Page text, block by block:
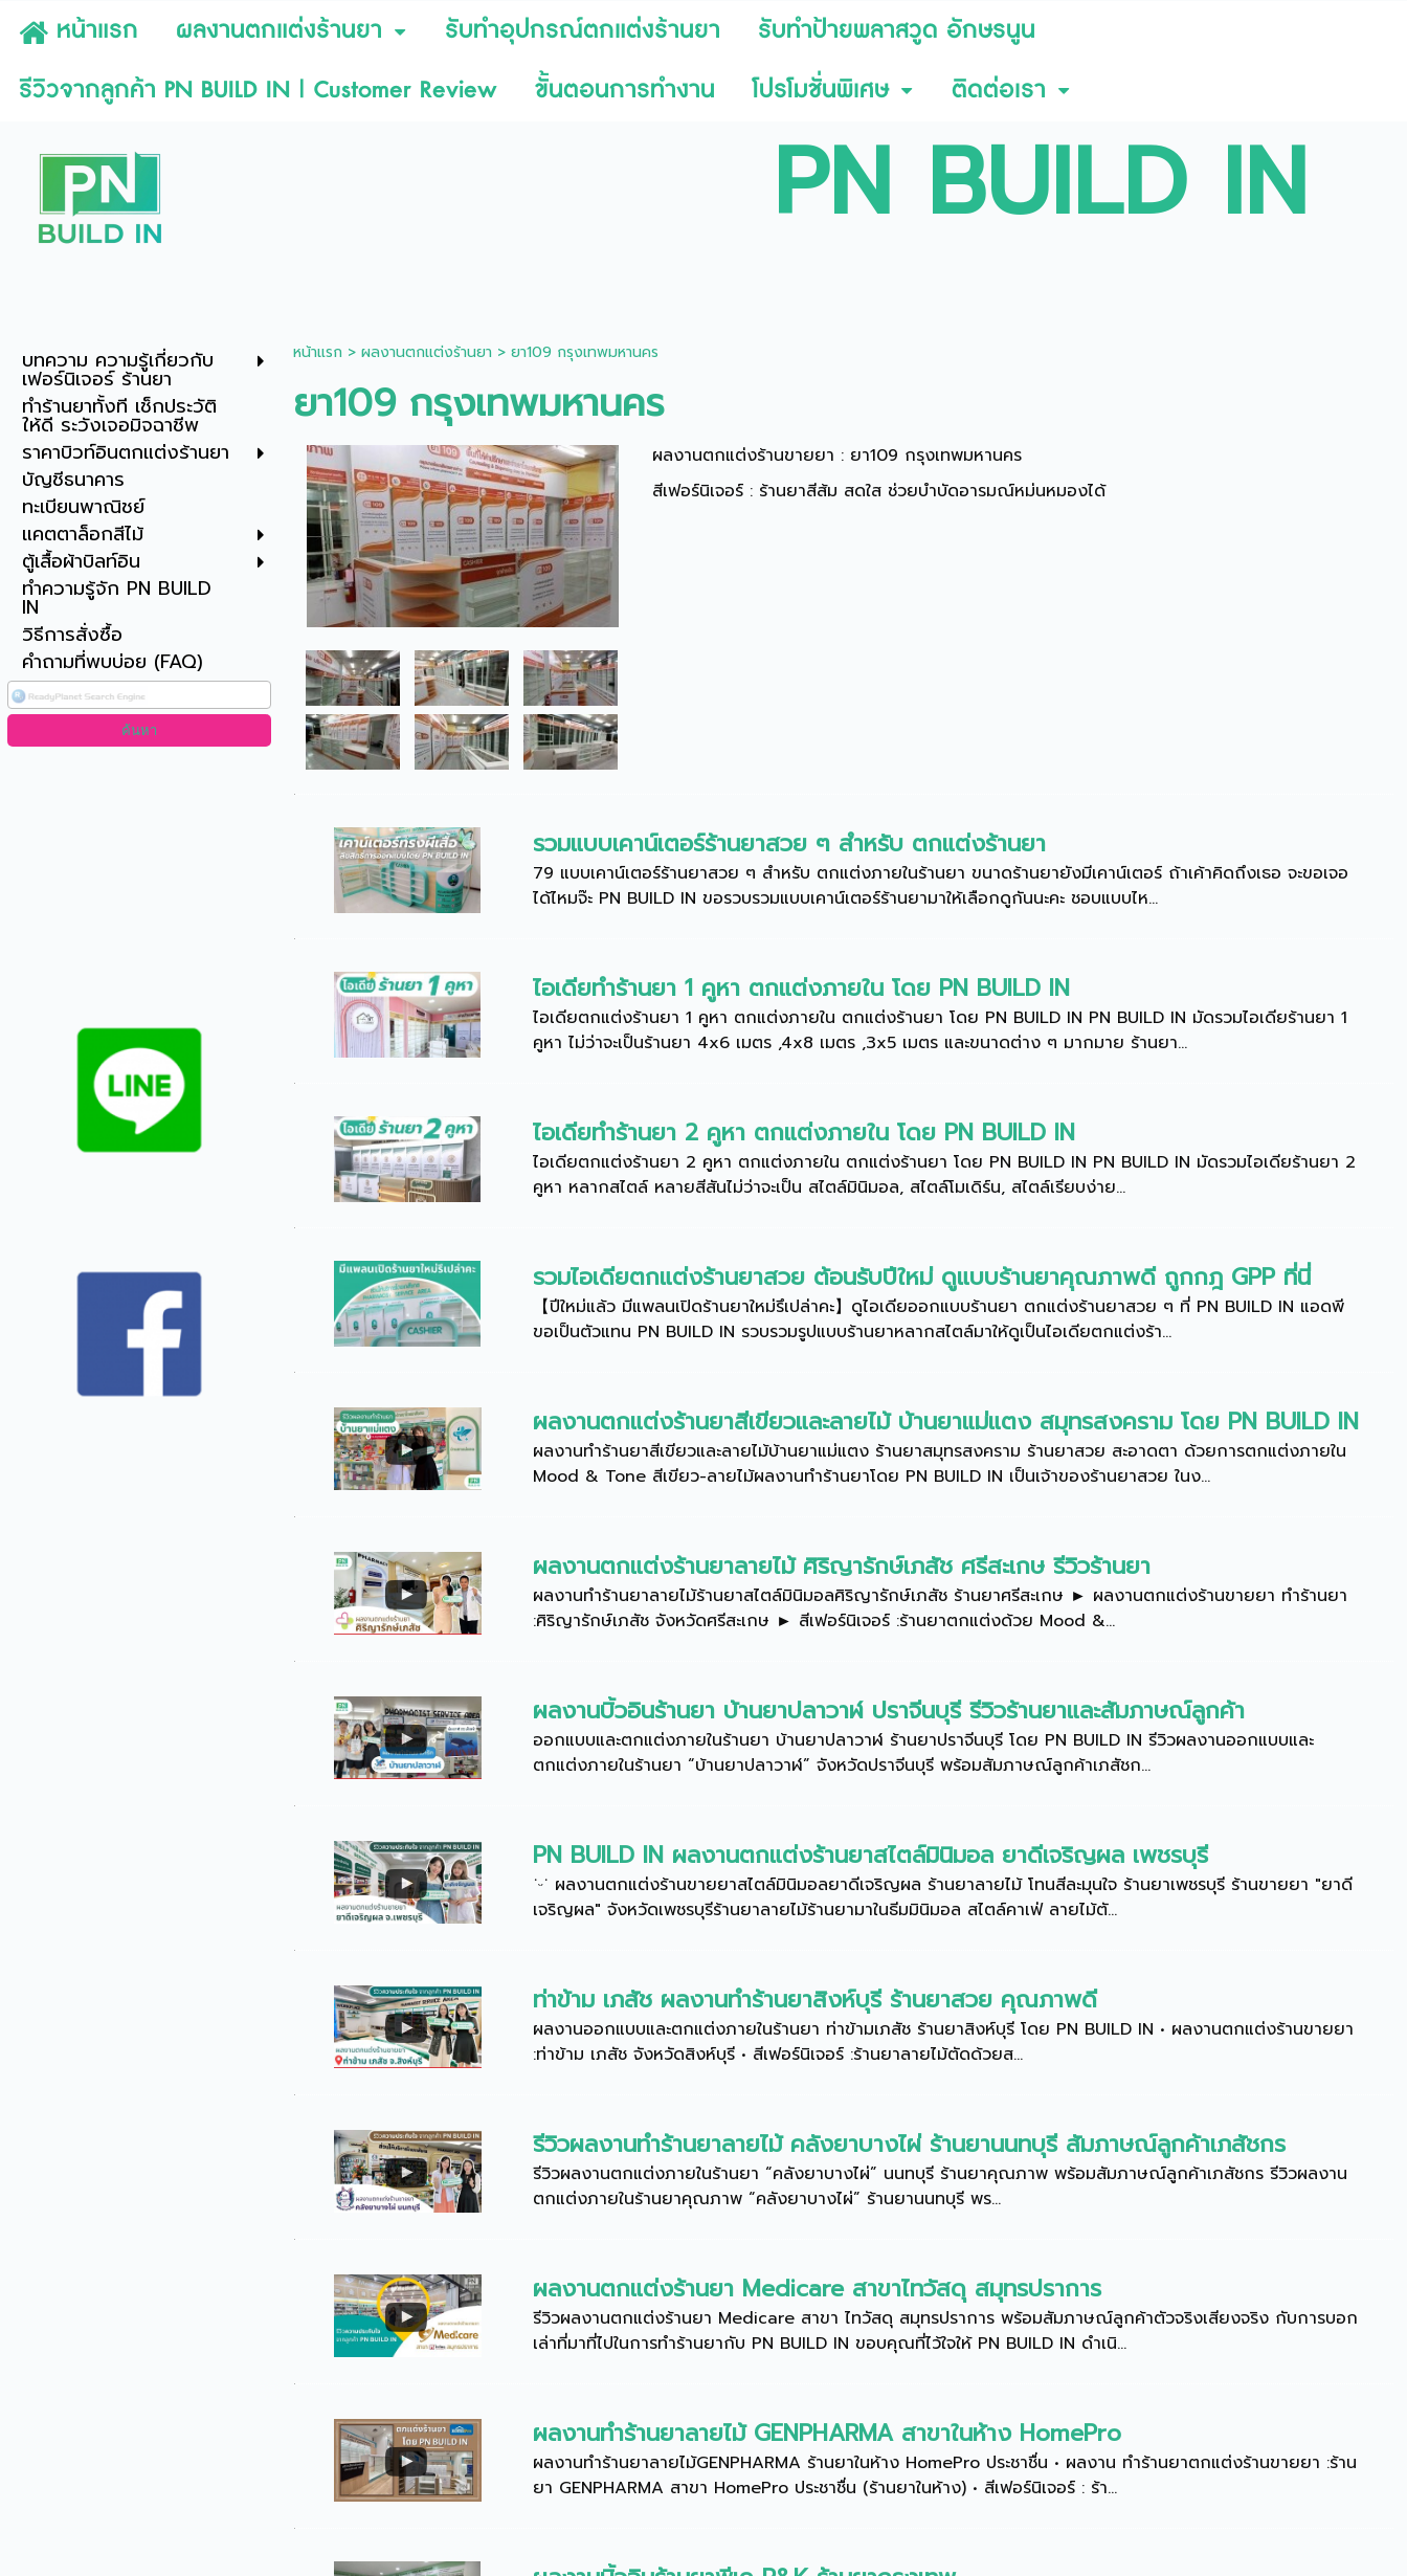
หน้าแรก ผลงานตกแต่งร้านยา รับทำอุปกรณ์ตกแต่งร้านยา
รับทำป้ายพลาสวูด อักษรนูน
รีวิวจากลูกค้า PN BUILD IN | Customer Review
ขั้นตอนการทำงาน โปรโมชั่นพิเศษ ติดต่อเรา
PN BUILD IN
บทความ ความรู้เกี่ยวกับ
เฟอร์นิเจอร์ ร้านยา
ทำร้านยาทั้งที เช็กประวัติ
ให้ดี ระวังเจอมิจฉาชีพ
ราคาบิวท์อินตกแต่งร้านยา
บัญชีธนาคาร
ทะเบียนพาณิชย์
แคตตาล็อกสีไม้
ตู้เสื้อผ้าบิลท์อิน
ทำความรู้จัก PN BUILD
IN
วิธีการสั่งซื้อ
คำถามที่พบบ่อย (FAQ)
หน้าแรก > ผลงานตกแต่งร้านยา> ยา109 กรุงเทพมหานคร
ยา109 กรุงเทพมหานคร
ผลงานตกแต่งร้านขายยา : ยา109 กรุงเทพมหานคร
สีเฟอร์นิเจอร์ : ร้านยาสีส้ม สดใส ช่วยบำบัดอารมณ์หม่นหมองได้
รวมแบบเคาน์เตอร์ร้านยาสวย ๆ สำหรับ ตกแต่งร้านยา
79 แบบเคาน์เตอร์ร้านยาสวย ๆ สำหรับ ตกแต่งภายในร้านยา ขนาดร้านยายังมีเคาน์เตอร์ ถ้าเค้าคิดถึงเธอ จะขอเจอ
ได้ไหมจ๊ะ PN BUILD IN ขอรวบรวมแบบเคาน์เตอร์ร้านยามาให้เลือกดูกันนะคะ ชอบแบบไห...
ไอเดียทำร้านยา 1 คูหา ตกแต่งภายใน โดย PN BUILD IN
ไอเดียตกแต่งร้านยา 1 คูหา ตกแต่งภายใน ตกแต่งร้านยา โดย PN BUILD IN PN BUILD IN มัดรวมไอเดียร้านยา 1
คูหา ไม่ว่าจะเป็นร้านยา 4x6 เมตร ,4x8 เมตร ,3x5 เมตร และขนาดต่าง ๆ มากมาย ร้านยา...
ไอเดียทำร้านยา 2 คูหา ตกแต่งภายใน โดย PN BUILD IN
ไอเดียตกแต่งร้านยา 2 คูหา ตกแต่งภายใน ตกแต่งร้านยา โดย PN BUILD IN PN BUILD IN มัดรวมไอเดียร้านยา 2
คูหา หลากสไตล์ หลายสีสันไม่ว่าจะเป็น สไตล์มินิมอล, สไตล์โมเดิร์น, สไตล์เรียบง่าย...
รวมไอเดียตกแต่งร้านยาสวย ต้อนรับปีใหม่ ดูแบบร้านยาคุณภาพดี ถูกกฎ GPP ที่นี่
【ปีใหม่แล้ว มีแพลนเปิดร้านยาใหม่รึเปล่าคะ】ดูไอเดียออกแบบร้านยา ตกแต่งร้านยาสวย ๆ ที่ PN BUILD IN แอดพี
ขอเป็นตัวแทน PN BUILD IN รวบรวมรูปแบบร้านยาหลากสไตล์มาให้ดูเป็นไอเดียตกแต่งร้า...
ผลงานตกแต่งร้านยาสีเขียวและลายไม้ บ้านยาแม่แตง สมุทรสงคราม โดย PN BUILD IN
ผลงานทำร้านยาสีเขียวและลายไม้บ้านยาแม่แตง ร้านยาสมุทรสงคราม ร้านยาสวย สะอาดตา ด้วยการตกแต่งภายใน
Mood & Tone สีเขียว-ลายไม้ผลงานทำร้านยาโดย PN BUILD IN เป็นเจ้าของร้านยาสวย ในง...
ผลงานตกแต่งร้านยาลายไม้ ศิริญารักษ์เภสัช ศรีสะเกษ รีวิวร้านยา
ผลงานทำร้านยาลายไม้ร้านยาสไตล์มินิมอลศิริญารักษ์เภสัช ร้านยาศรีสะเกษ ► ผลงานตกแต่งร้านขายยา ทำร้านยา
:ศิริญารักษ์เภสัช จังหวัดศรีสะเกษ ► สีเฟอร์นิเจอร์ :ร้านยาตกแต่งด้วย Mood &...
ผลงานบิ้วอินร้านยา บ้านยาปลาวาฬ ปราจีนบุรี รีวิวร้านยาและสัมภาษณ์ลูกค้า
ออกแบบและตกแต่งภายในร้านยา บ้านยาปลาวาฬ ร้านยาปราจีนบุรี โดย PN BUILD IN รีวิวผลงานออกแบบและ
ตกแต่งภายในร้านยา “บ้านยาปลาวาฬ” จังหวัดปราจีนบุรี พร้อมสัมภาษณ์ลูกค้าเภสัชก...
PN BUILD IN ผลงานตกแต่งร้านยาสไตล์มินิมอล ยาดีเจริญผล เพชรบุรี
˙ᵕ˙ ผลงานตกแต่งร้านขายยาสไตล์มินิมอลยาดีเจริญผล ร้านยาลายไม้ โทนสีละมุนใจ ร้านยาเพชรบุรี ร้านขายยา "ยาดี
เจริญผล" จังหวัดเพชรบุรีร้านยาลายไม้ร้านยามาในธีมมินิมอล สไตล์คาเฟ่ ลายไม้ตั...
ท่าข้าม เภสัช ผลงานทำร้านยาสิงห์บุรี ร้านยาสวย คุณภาพดี
ผลงานออกแบบและตกแต่งภายในร้านยา ท่าข้ามเภสัช ร้านยาสิงห์บุรี โดย PN BUILD IN • ผลงานตกแต่งร้านขายยา
:ท่าข้าม เภสัช จังหวัดสิงห์บุรี • สีเฟอร์นิเจอร์ :ร้านยาลายไม้ตัดด้วยส...
รีวิวผลงานทำร้านยาลายไม้ คลังยาบางไผ่ ร้านยานนทบุรี สัมภาษณ์ลูกค้าเภสัชกร
รีวิวผลงานตกแต่งภายในร้านยา “คลังยาบางไผ่” นนทบุรี ร้านยาคุณภาพ พร้อมสัมภาษณ์ลูกค้าเภสัชกร รีวิวผลงาน
ตกแต่งภายในร้านยาคุณภาพ “คลังยาบางไผ่” ร้านยานนทบุรี พร...
ผลงานตกแต่งร้านยา Medicare สาขาไทวัสดุ สมุทรปราการ
รีวิวผลงานตกแต่งร้านยา Medicare สาขา ไทวัสดุ สมุทรปราการ พร้อมสัมภาษณ์ลูกค้าตัวจริงเสียงจริง กับการบอก
เล่าที่มาที่ไปในการทำร้านยากับ PN BUILD IN ขอบคุณที่ไว้ใจให้ PN BUILD IN ดำเนิ...
ผลงานทำร้านยาลายไม้ GENPHARMA สาขาในห้าง HomePro
ผลงานทำร้านยาลายไม้GENPHARMA ร้านยาในห้าง HomePro ประชาชื่น • ผลงาน ทำร้านยาตกแต่งร้านขายยา :ร้าน
ยา GENPHARMA สาขา HomePro ประชาชื่น (ร้านยาในห้าง) • สีเฟอร์นิเจอร์ : ร้า...